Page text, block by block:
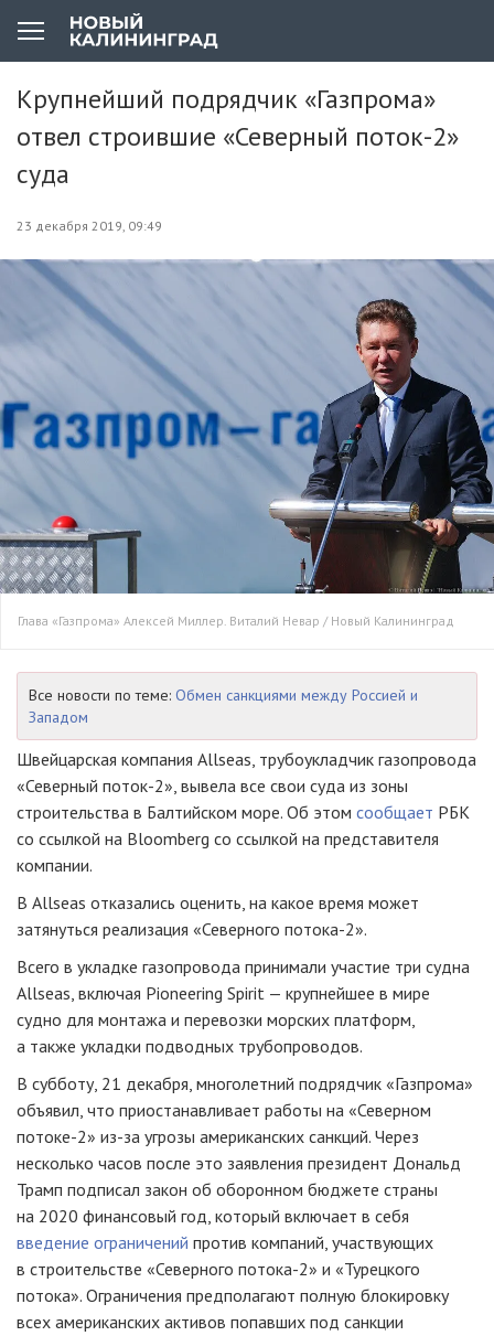
Крупнейший подрядчик «Газпрома»
отвел строившие «Северный поток-2»
суда
23 декабря 2019, 09:49
Глава «Газпрома» Алексей Миллер. Виталий Невар / Новый Калининград
Все новости по теме: Обмен санкциями между Россией и
Западом
Швейцарская компания Allseas, трубоукладчик газопровода
«Северный поток-2», вывела все свои суда из зоны
строительства в Балтийском море. Об этом сообщает РБК
со ссылкой на Bloomberg со ссылкой на представителя
компании.
В Allseas отказались оценить, на какое время может
затянуться реализация «Северного потока-2».
Всего в укладке газопровода принимали участие три судна
Allseas, включая Pioneering Spirit — крупнейшее в мире
судно для монтажа и перевозки морских платформ,
а также укладки подводных трубопроводов.
В субботу, 21 декабря, многолетний подрядчик «Газпрома»
объявил, что приостанавливает работы на «Северном
потоке-2» из-за угрозы американских санкций. Через
несколько часов после это заявления президент Дональд
Трамп подписал закон об оборонном бюджете страны
на 2020 финансовый год, который включает в себя
введение ограничений против компаний, участвующих
в строительстве «Северного потока-2» и «Турецкого
потока». Ограничения предполагают полную блокировку
всех американских активов попавших под санкции